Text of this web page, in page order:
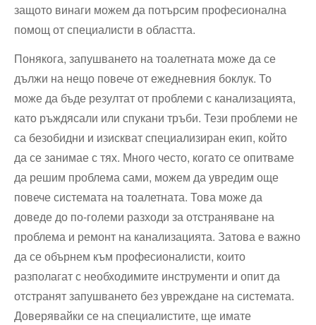
защото винаги можем да потърсим професионална
помощ от специалисти в областта.
Понякога, запушването на тоалетната може да се
дължи на нещо повече от ежедневния боклук. То
може да бъде резултат от проблеми с канализацията,
като ръждясали или спукани тръби. Тези проблеми не
са безобидни и изискват специализиран екип, който
да се занимае с тях. Много често, когато се опитваме
да решим проблема сами, можем да увредим още
повече системата на тоалетната. Това може да
доведе до по-големи разходи за отстраняване на
проблема и ремонт на канализацията. Затова е важно
да се обърнем към професионалисти, които
разполагат с необходимите инструменти и опит да
отстранят запушването без увреждане на системата.
Доверявайки се на специалистите, ще имате